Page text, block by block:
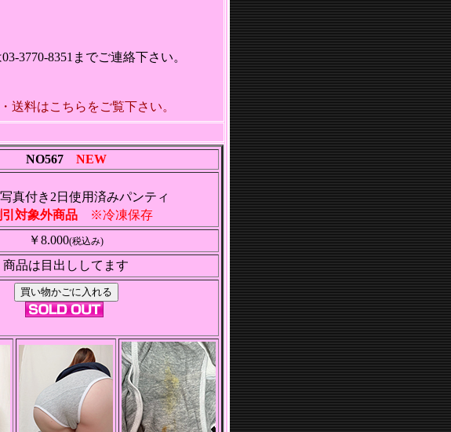
3770-8351までご連絡下さい。
送料はこちらをご覧下さい。
NO567 NEW
真付き2日使用済みパンティ
対象外商品※冷凍保存
￥8.000(税込み)
商品は目出ししてます